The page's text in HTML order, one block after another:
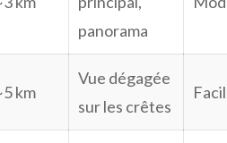
panorama
km
Vue dégagée
sur les crêtes